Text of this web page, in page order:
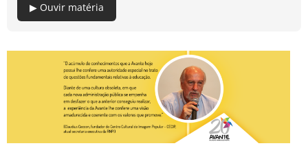
▶ Ouvir matéria